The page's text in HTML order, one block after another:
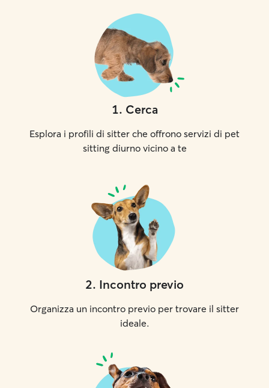
1. Cerca
Esplora i profili di sitter che offrono servizi di pet
sitting diurno vicino a te
2. Incontro previo
Organizza un incontro previo per trovare il sitter
ideale.